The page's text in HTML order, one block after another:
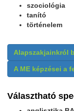
szociológia
tanító
történelem
Alapszakjainkról
A ME képzései a
Választható